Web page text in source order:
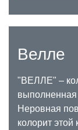
Велле
"ВЕЛЛЕ" –
Неровная
колорит этой